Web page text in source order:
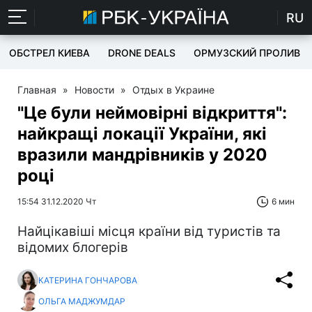
RU
ОБСТРЕЛ КИЕВА DRONE DEALS ОРМУЗСКИЙ ПРОЛИВ
Главная » Новости » Отдых в Украине
"Це були неймовірні відкриття":
найкращі локації України, які
вразили мандрівників у 2020
році
15:54 31.12.2020 Чт 6 мин
Найцікавіші місця країни від туристів та
відомих блогерів
КАТЕРИНА ГОНЧАРОВА
ОЛЬГА МАДЖУМДАР